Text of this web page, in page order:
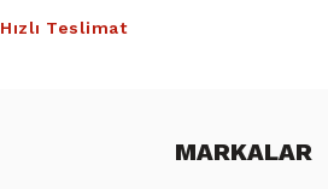
Hızlı Teslimat
MARKALAR